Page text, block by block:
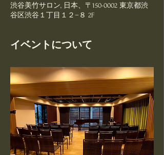
渋谷美竹サロン, 日本、〒150-0002 東京都渋
谷区渋谷１丁目１２−８ 2F
イベントについて